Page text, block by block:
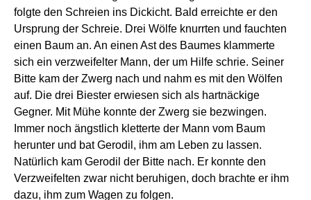
folgte den Schreien ins Dickicht. Bald erreichte er den
Ursprung der Schreie. Drei Wölfe knurrten und fauchten
einen Baum an. An einen Ast des Baumes klammerte
sich ein verzweifelter Mann, der um Hilfe schrie. Seiner
Bitte kam der Zwerg nach und nahm es mit den Wölfen
auf. Die drei Biester erwiesen sich als hartnäckige
Gegner. Mit Mühe konnte der Zwerg sie bezwingen.
Immer noch ängstlich kletterte der Mann vom Baum
herunter und bat Gerodil, ihm am Leben zu lassen.
Natürlich kam Gerodil der Bitte nach. Er konnte den
Verzweifelten zwar nicht beruhigen, doch brachte er ihm
dazu, ihm zum Wagen zu folgen.